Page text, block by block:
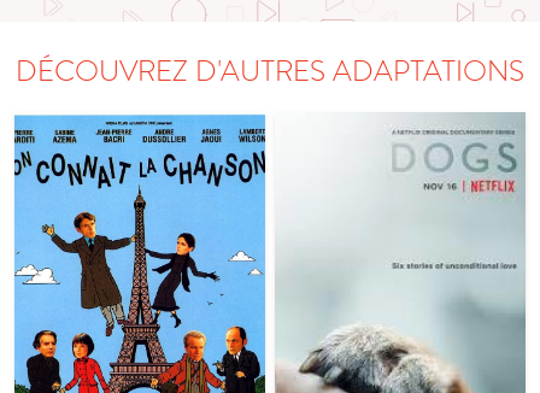
DÉCOUVREZ D'AUTRES ADAPTATIONS